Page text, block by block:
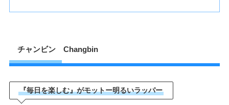
チャンビン Changbin
『毎日を楽しむ』がモットー明るいラッパー